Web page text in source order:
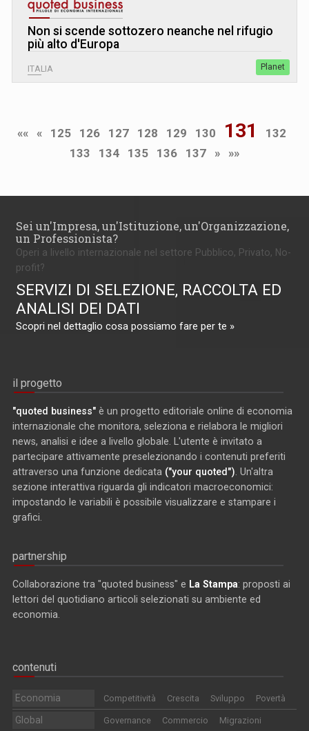
Non si scende sottozero neanche nel rifugio
più alto d'Europa
ITALIA Planet
«« « 125 126 127 128 129 130 131
132
133
134 135 136 137 » »»
Sei un'Impresa, un'Istituzione, un'Organizzazione,
un Professionista?
Operi a livello internazionale nel settore Pubblico, Privato, No-
profit?
SERVIZI DI SELEZIONE, RACCOLTA ED
ANALISI DEI DATI
Scopri nel dettaglio cosa possiamo fare per te »
il progetto
"quoted business" è un progetto editoriale online di economia
internazionale che monitora, seleziona e rielabora le migliori
news, analisi e idee a livello globale. L'utente è invitato a
partecipare attivamente preselezionando i contenuti preferiti
attraverso una funzione dedicata ("your quoted"). Un'altra
sezione interattiva riguarda gli indicatori macroeconomici:
impostando le variabili è possibile visualizzare e stampare i
grafici.
partnership
Collaborazione tra "quoted business" e La Stampa: proposti ai
lettori del quotidiano articoli selezionati su ambiente ed
economia.
contenuti
Economia Competitività Crescita Sviluppo Povertà
Global Governance Commercio Migrazioni